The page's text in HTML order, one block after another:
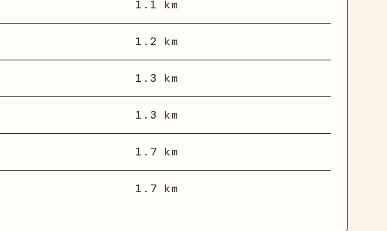
1.1 km
1.2 km
1.3 km
1.3 km
1.7 km
1.7 km